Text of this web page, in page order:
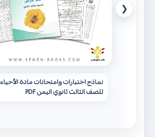
نماذج اختبارات وامتحانات مادة الأحياء
للصف الثالث ثانوي اليمن PDF
❮